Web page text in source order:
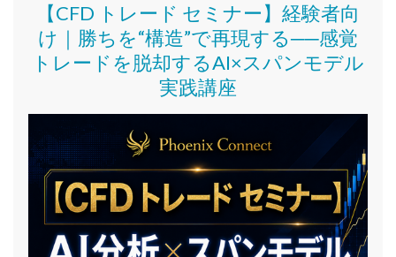
【CFD トレード セミナー】 経験者向
け｜ 勝ちを“構造”で再現する──感覚
トレードを脱却するAI×スパンモデル
実践講座